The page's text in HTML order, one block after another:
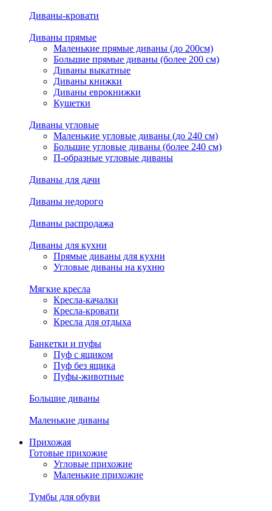
Диваны-кровати
Диваны прямые
Маленькие прямые диваны (до 200см)
Большие прямые диваны (более 200 см)
Диваны выкатные
Диваны книжки
Диваны еврокнижки
Кушетки
Диваны угловые
Маленькие угловые диваны (до 240 см)
Большие угловые диваны (более 240 см)
П-образные угловые диваны
Диваны для дачи
Диваны недорого
Диваны распродажа
Диваны для кухни
Прямые диваны для кухни
Угловые диваны на кухню
Мягкие кресла
Кресла-качалки
Кресла-кровати
Кресла для отдыха
Банкетки и пуфы
Пуф с ящиком
Пуф без ящика
Пуфы-животные
Большие диваны
Маленькие диваны
Прихожая
Готовые прихожие
Угловые прихожие
Маленькие прихожие
Тумбы для обуви